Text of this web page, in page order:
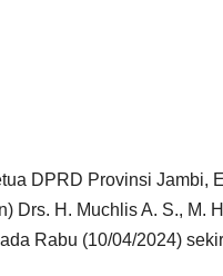
DPRD Provinsi Jambi,
Drs. H. Muchlis A. S., M.
Rabu (10/04/2024)